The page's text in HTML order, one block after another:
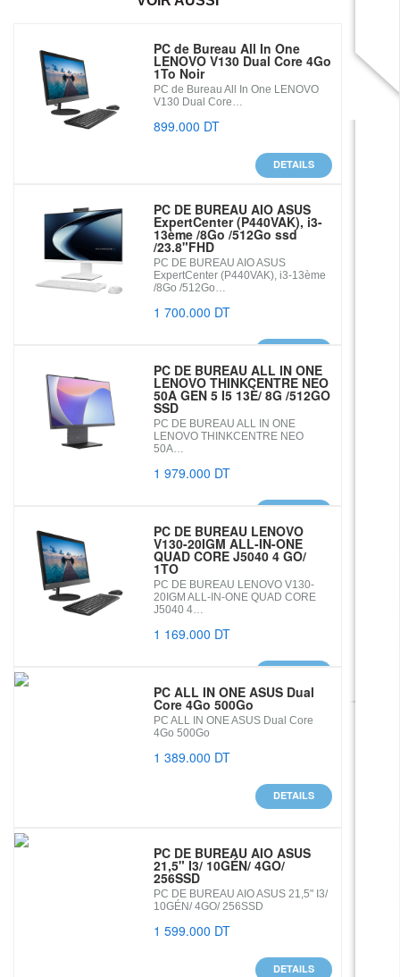
PC de Bureau All In One
LENOVO V130 Dual Core 4Go
1To Noir
PC de Bureau All In One LENOVO
V130 Dual Core…
899.000 DT
DETAILS
PC DE BUREAU AIO ASUS
ExpertCenter (P440VAK), i3-
13ème /8Go /512Go ssd
/23.8"FHD
PC DE BUREAU AIO ASUS
ExpertCenter (P440VAK), i3-13ème
/8Go /512Go…
1 700.000 DT
PC DE BUREAU ALL IN ONE
LENOVO THINKCENTRE NEO
50A GEN 5 I5 13È/ 8G /512GO
SSD
PC DE BUREAU ALL IN ONE
LENOVO THINKCENTRE NEO
50A…
1 979.000 DT
PC DE BUREAU LENOVO
V130-20IGM ALL-IN-ONE
QUAD CORE J5040 4 GO/
1TO
PC DE BUREAU LENOVO V130-
20IGM ALL-IN-ONE QUAD CORE
J5040 4…
1 169.000 DT
PC ALL IN ONE ASUS Dual
Core 4Go 500Go
PC ALL IN ONE ASUS Dual Core
4Go 500Go
1 389.000 DT
DETAILS
PC DE BUREAU AIO ASUS
21,5" I3/ 10GÉN/ 4GO/
256SSD
PC DE BUREAU AIO ASUS 21,5" I3/
10GÉN/ 4GO/ 256SSD
1 599.000 DT
DETAILS